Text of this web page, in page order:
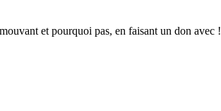
et pourquoi pas, en faisant un don avec !